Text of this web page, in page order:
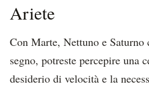
Ariete
Con Marte, Nettuno e Saturno
segno, potreste percepire una
desiderio di velocità e la